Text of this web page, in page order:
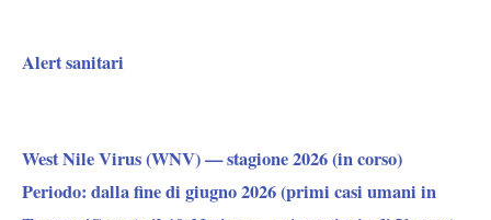
Alert sanitari
West Nile Virus (WNV) — stagione 2026 (in corso)
Periodo: dalla fine di giugno 2026 (primi casi umani in